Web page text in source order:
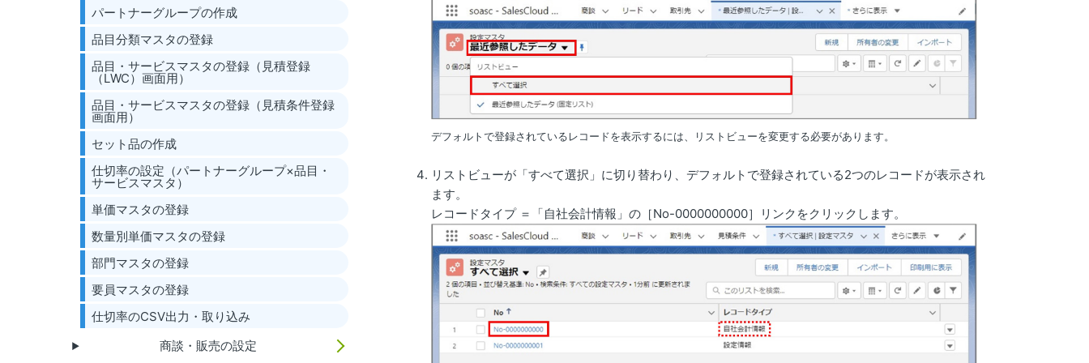
パートナーグループの作成
品目分類マスタの登録
品目・サービスマスタの登録（見積登録
（LWC）画面用）
品目・サービスマスタの登録（見積条件登録
画面用）
セット品の作成
仕切率の設定（パートナーグループ×品目・
サービスマスタ）
単価マスタの登録
数量別単価マスタの登録
部門マスタの登録
要員マスタの登録
仕切率のCSV出力・取り込み
商談・販売の設定
デフォルトで登録されているレコードを表示するには、リストビューを変更する必要があります。
リストビューが「すべて選択」に切り替わり、デフォルトで登録されている2つのレコードが表示され
ます。
レコードタイプ ＝「自社会計情報」の［No-0000000000］リンクをクリックします。